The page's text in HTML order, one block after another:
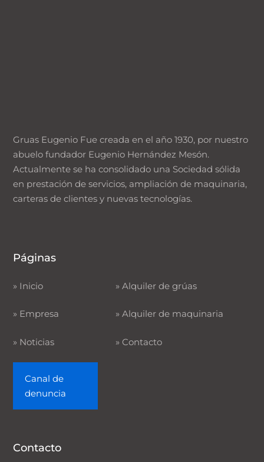
Gruas Eugenio Fue creada en el año 1930, por nuestro
abuelo fundador Eugenio Hernández Mesón.
Actualmente se ha consolidado una Sociedad sólida
en prestación de servicios, ampliación de maquinaria,
carteras de clientes y nuevas tecnologías.
Páginas
» Inicio
» Empresa
» Noticias
Canal de
denuncia
» Alquiler de grúas
» Alquiler de maquinaria
» Contacto
Contacto